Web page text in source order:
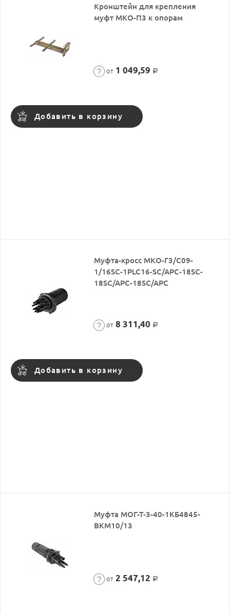
Кронштейн для крепления
муфт МКО-П3 к опорам
от 1 049,59 Р
Добавить в корзину
Муфта-кросс МКО-Г3/С09-
1/16SC-1PLC16-SC/APC-18SC-
18SC/APC-18SC/APC
от 8 311,40 Р
Добавить в корзину
Муфта МОГ-Т-3-40-1КБ4845-
ВКМ10/13
от 2 547,12 Р